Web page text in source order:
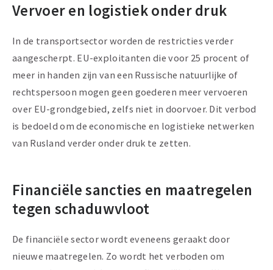
Vervoer en logistiek onder druk
In de transportsector worden de restricties verder
aangescherpt. EU-exploitanten die voor 25 procent of
meer in handen zijn van een Russische natuurlijke of
rechtspersoon mogen geen goederen meer vervoeren
over EU-grondgebied, zelfs niet in doorvoer. Dit verbod
is bedoeld om de economische en logistieke netwerken
van Rusland verder onder druk te zetten.
Financiële sancties en maatregelen
tegen schaduwvloot
De financiële sector wordt eveneens geraakt door
nieuwe maatregelen. Zo wordt het verboden om